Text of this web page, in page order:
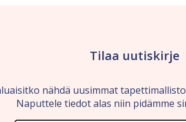
Tilaa uutiskirje
nähdä uusimmat
Naputtele tiedot alas niin pidämme